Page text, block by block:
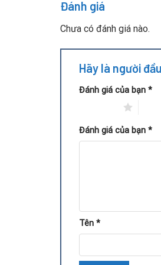
Quy trình thay
Đánh giá
Chưa có đánh giá nào.
Hãy là người
Đánh giá của bạn *
Đánh giá của bạn *
Tên *